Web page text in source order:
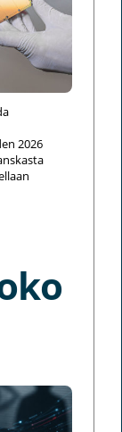
2026